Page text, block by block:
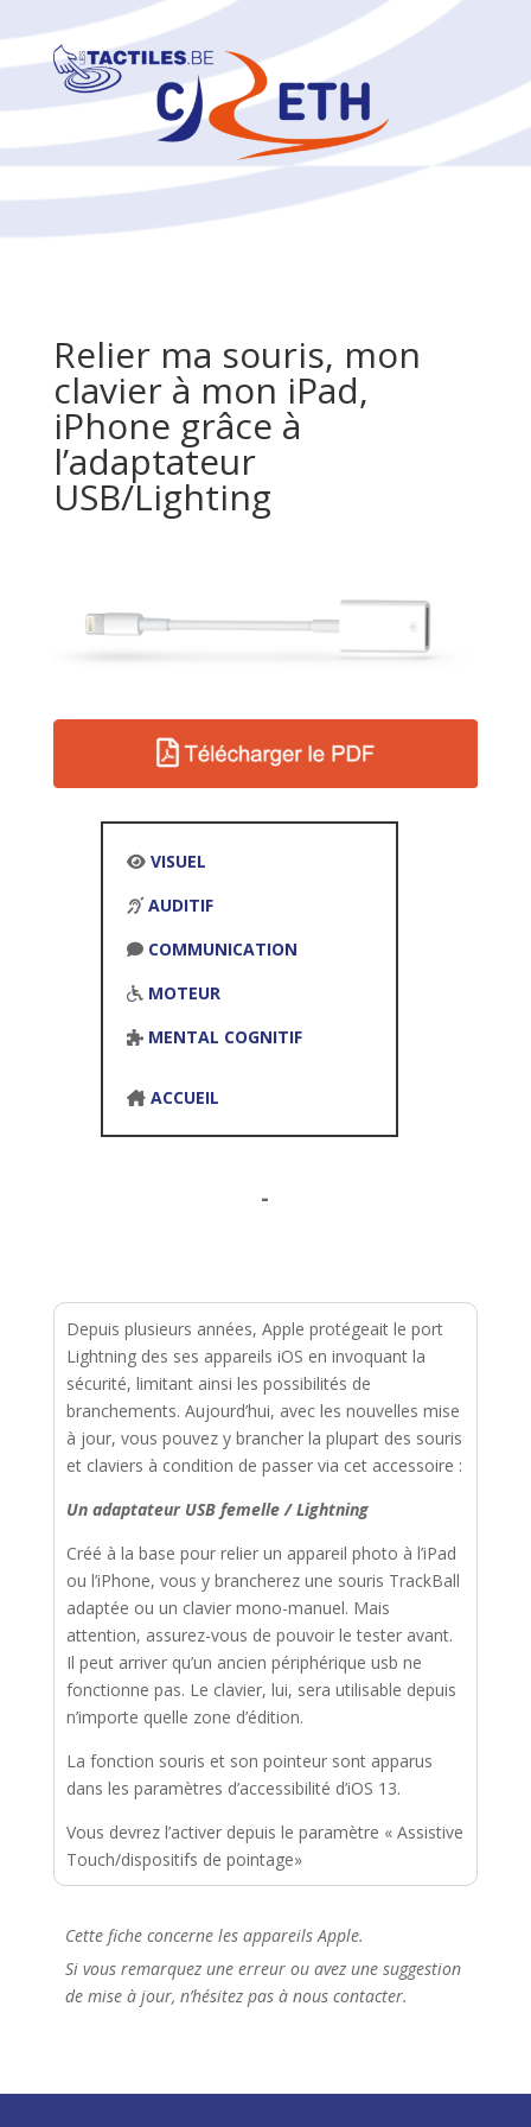
Relier ma souris, mon
clavier à mon iPad,
iPhone grâce à
l’adaptateur
USB/Lighting
VISUEL
AUDITIF
COMMUNICATION
MOTEUR
MENTAL COGNITIF
ACCUEIL
-
Depuis plusieurs années, Apple protégeait le port
Lightning des ses appareils iOS en invoquant la
sécurité, limitant ainsi les possibilités de
branchements. Aujourd’hui, avec les nouvelles mise
à jour, vous pouvez y brancher la plupart des souris
et claviers à condition de passer via cet accessoire :
Un adaptateur USB femelle / Lightning
Créé à la base pour relier un appareil photo à l’iPad
ou l’iPhone, vous y brancherez une souris TrackBall
adaptée ou un clavier mono-manuel. Mais
attention, assurez-vous de pouvoir le tester avant.
Il peut arriver qu’un ancien périphérique usb ne
fonctionne pas. Le clavier, lui, sera utilisable depuis
n’importe quelle zone d’édition.
La fonction souris et son pointeur sont apparus
dans les paramètres d’accessibilité d’iOS 13.
Vous devrez l’activer depuis le paramètre « Assistive
Touch/dispositifs de pointage»
Cette fiche concerne les appareils Apple.
Si vous remarquez une erreur ou avez une suggestion
de mise à jour, n’hésitez pas à nous contacter.